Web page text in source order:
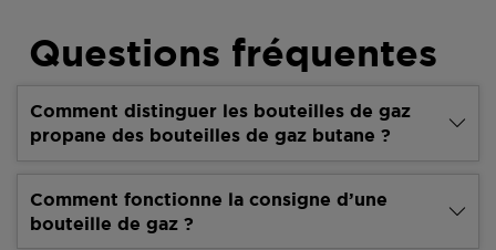
Questions fréquentes
Comment distinguer les bouteilles de gaz
propane des bouteilles de gaz butane ?
Comment fonctionne la consigne d’une
bouteille de gaz ?